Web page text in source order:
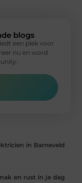
in Barneveld
en rust in je dag
blogs
een plek voor
nu en word